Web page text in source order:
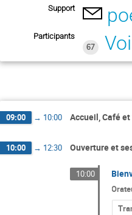
Support
Participants
67
09:00 → 10:00 Accueil, Café
10:00 → 12:30 Ouverture et
10:00